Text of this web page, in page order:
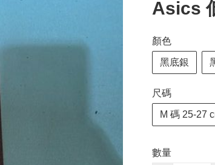
Asics
顏色
黑底銀
尺碼
M 碼 25-27
數量